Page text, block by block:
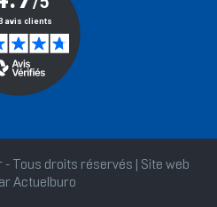
Tous droits réservés | Site web
Actuelburo